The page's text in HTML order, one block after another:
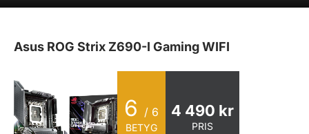
Asus ROG Strix Z690-I Gaming WIFI
6 / 6
BETYG
4 490 kr
PRIS